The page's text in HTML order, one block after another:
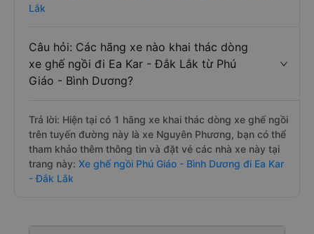
Lắk
Câu hỏi: Các hãng xe nào khai thác dòng
xe ghế ngồi đi Ea Kar - Đắk Lắk từ Phú
Giáo - Bình Dương?
Trả lời: Hiện tại có 1 hãng xe khai thác dòng xe ghế ngồi
trên tuyến đường này là xe Nguyên Phương, bạn có thể
tham khảo thêm thông tin và đặt vé các nhà xe này tại
trang này: Xe ghế ngồi Phú Giáo - Bình Dương đi Ea Kar
- Đắk Lắk